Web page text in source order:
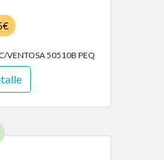
VENTOSA 50510B PEQ